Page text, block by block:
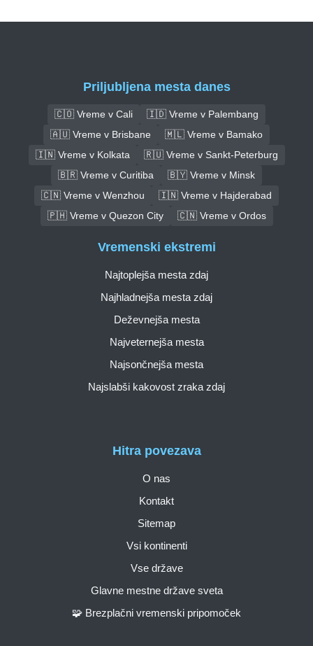
Priljubljena mesta danes
🇨🇴 Vreme v Cali
🇮🇩 Vreme v Palembang
🇦🇺 Vreme v Brisbane
🇲🇱 Vreme v Bamako
🇮🇳 Vreme v Kolkata
🇷🇺 Vreme v Sankt-Peterburg
🇧🇷 Vreme v Curitiba
🇧🇾 Vreme v Minsk
🇨🇳 Vreme v Wenzhou
🇮🇳 Vreme v Hajderabad
🇵🇭 Vreme v Quezon City
🇨🇳 Vreme v Ordos
Hitra povezava
O nas
Kontakt
Sitemap
Vsi kontinenti
Vse države
Glavne mestne države sveta
🧩 Brezplačni vremenski pripomoček
Vremenski ekstremi
Najtoplejša mesta zdaj
Najhladnejša mesta zdaj
Deževnejša mesta
Najveternejša mesta
Najsončnejša mesta
Najslabši kakovost zraka zdaj